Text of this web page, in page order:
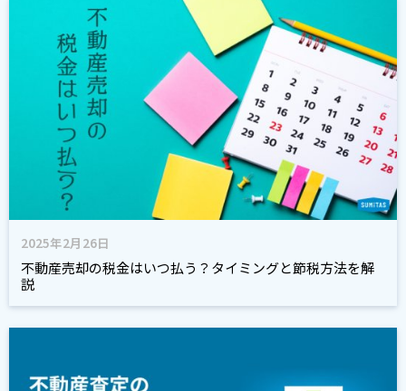
2025年2月26日
不動産売却の税金はいつ払う？タイミングと節税方法を解
説